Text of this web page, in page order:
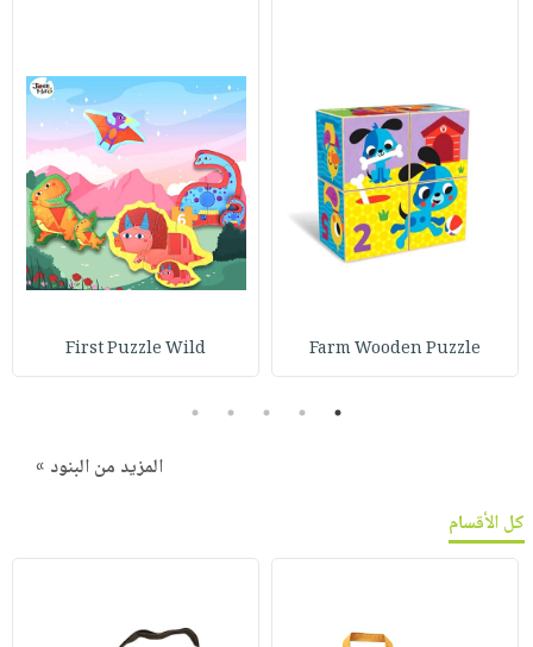
Farm Wooden Puzzle
First Puzzle Wild
1
2
3
4
5
المزيد من البنود »
كل الأقسام